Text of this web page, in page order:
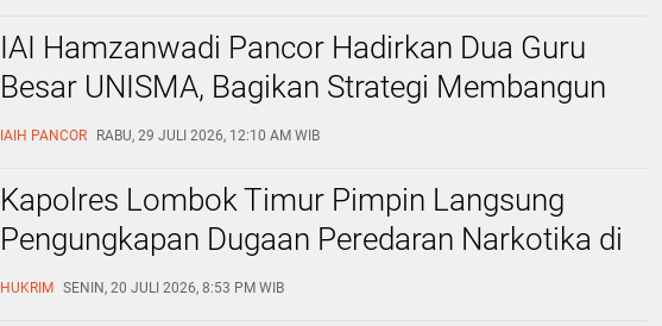
IAI Hamzanwadi Pancor Hadirkan Dua Guru
Besar UNISMA, Bagikan Strategi Membangun
PTKIS Berdampak
IAIH PANCOR RABU, 29 JULI 2026, 12:10 AM WIB
Kapolres Lombok Timur Pimpin Langsung
Pengungkapan Dugaan Peredaran Narkotika di
Pelabuhan Kayangan
HUKRIM SENIN, 20 JULI 2026, 8:53 PM WIB